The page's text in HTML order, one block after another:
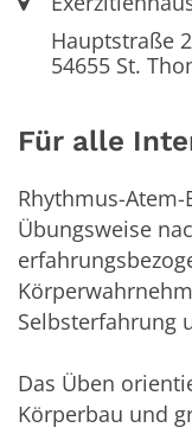
Hauptstraße
54655St.
Für alle
Rhythmus-
Übungsweise
Selbsterfahrung
Das Üben
Körperbau und